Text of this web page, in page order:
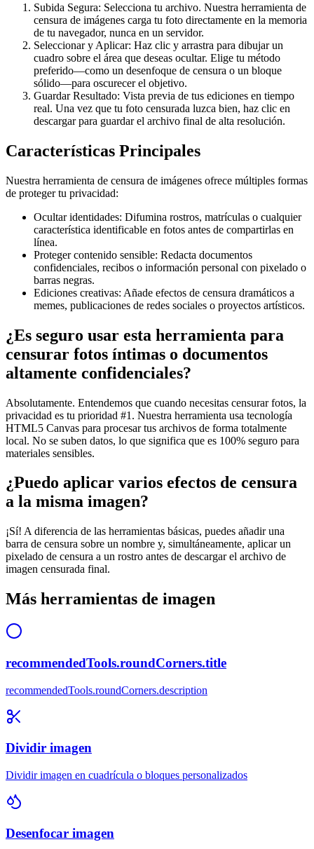
Subida Segura: Selecciona tu archivo. Nuestra herramienta de
censura de imágenes carga tu foto directamente en la memoria
de tu navegador, nunca en un servidor.
Seleccionar y Aplicar: Haz clic y arrastra para dibujar un
cuadro sobre el área que deseas ocultar. Elige tu método
preferido—como un desenfoque de censura o un bloque
sólido—para oscurecer el objetivo.
Guardar Resultado: Vista previa de tus ediciones en tiempo
real. Una vez que tu foto censurada luzca bien, haz clic en
descargar para guardar el archivo final de alta resolución.
Características Principales
Nuestra herramienta de censura de imágenes ofrece múltiples formas
de proteger tu privacidad:
Ocultar identidades: Difumina rostros, matrículas o cualquier
característica identificable en fotos antes de compartirlas en
línea.
Proteger contenido sensible: Redacta documentos
confidenciales, recibos o información personal con pixelado o
barras negras.
Ediciones creativas: Añade efectos de censura dramáticos a
memes, publicaciones de redes sociales o proyectos artísticos.
¿Es seguro usar esta herramienta para
censurar fotos íntimas o documentos
altamente confidenciales?
Absolutamente. Entendemos que cuando necesitas censurar fotos, la
privacidad es tu prioridad #1. Nuestra herramienta usa tecnología
HTML5 Canvas para procesar tus archivos de forma totalmente
local. No se suben datos, lo que significa que es 100% seguro para
materiales sensibles.
¿Puedo aplicar varios efectos de censura
a la misma imagen?
¡Sí! A diferencia de las herramientas básicas, puedes añadir una
barra de censura sobre un nombre y, simultáneamente, aplicar un
pixelado de censura a un rostro antes de descargar el archivo de
imagen censurada final.
Más herramientas de imagen
recommendedTools.roundCorners.title
recommendedTools.roundCorners.description
Dividir imagen
Dividir imagen en cuadrícula o bloques personalizados
Desenfocar imagen